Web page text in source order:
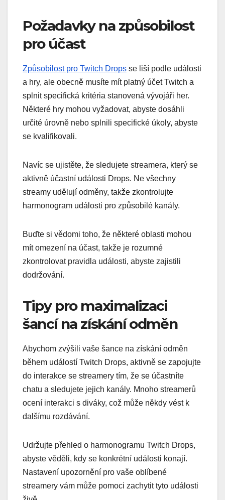
Požadavky na způsobilost
pro účast
Způsobilost pro Twitch Drops se liší podle události
a hry, ale obecně musíte mít platný účet Twitch a
splnit specifická kritéria stanovená vývojáři her.
Některé hry mohou vyžadovat, abyste dosáhli
určité úrovně nebo splnili specifické úkoly, abyste
se kvalifikovali.
Navíc se ujistěte, že sledujete streamera, který se
aktivně účastní události Drops. Ne všechny
streamy udělují odměny, takže zkontrolujte
harmonogram události pro způsobilé kanály.
Buďte si vědomi toho, že některé oblasti mohou
mít omezení na účast, takže je rozumné
zkontrolovat pravidla události, abyste zajistili
dodržování.
Tipy pro maximalizaci
šancí na získání odměn
Abychom zvýšili vaše šance na získání odměn
během událostí Twitch Drops, aktivně se zapojujte
do interakce se streamery tím, že se účastníte
chatu a sledujete jejich kanály. Mnoho streamerů
ocení interakci s diváky, což může někdy vést k
dalšímu rozdávání.
Udržujte přehled o harmonogramu Twitch Drops,
abyste věděli, kdy se konkrétní události konají.
Nastavení upozornění pro vaše oblíbené
streamery vám může pomoci zachytit tyto události